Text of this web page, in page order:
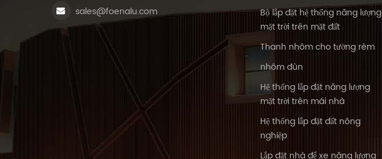
sales@foenalu.com
Bộ lắp đặt hệ thống năng lượng
mặt trời trên mặt đất
Thanh nhôm cho tường rèm
nhôm đùn
Hệ thống lắp đặt năng lượng
mặt trời trên mái nhà
Hệ thống lắp đặt đất nông
nghiệp
Lắp đặt nhà để xe năng lượng